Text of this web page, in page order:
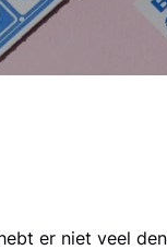
er niet veel